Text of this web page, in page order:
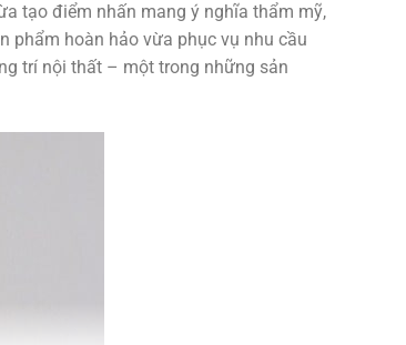
tạo điểm nhấn mang ý nghĩa thẩm mỹ,
phẩm hoàn hảo vừa phục vụ nhu cầu
trí nội thất – một trong những sản